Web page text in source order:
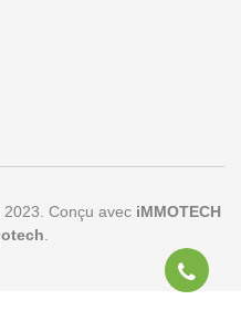
Conçu avec iMMOTECH